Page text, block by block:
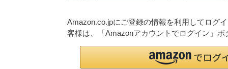
Amazon.co.jpにご登録の情報を利用してログ
客様は、「Amazonアカウントでログイン」ボ